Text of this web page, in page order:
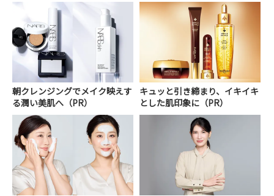
朝クレンジングでメイク映えす
る潤い美肌へ（PR）
キュッと引き締まり、イキイキ
とした肌印象に（PR）